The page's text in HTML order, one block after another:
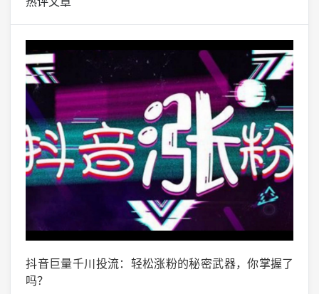
握了微博阅读量1万：如何轻松实现你的阅读量突破？